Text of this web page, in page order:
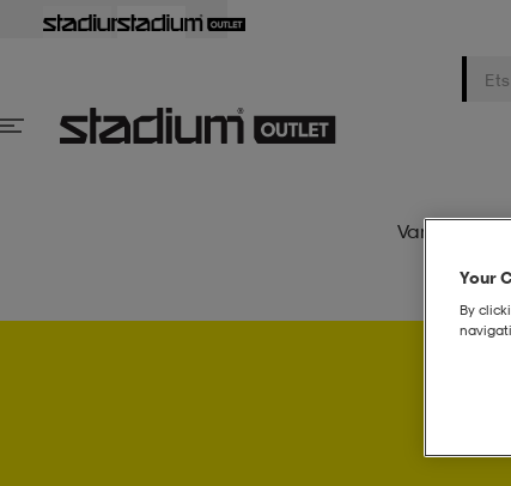
Varusteet
Your
By